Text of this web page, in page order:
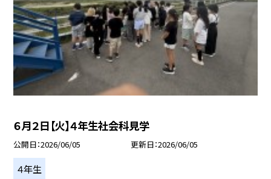
６月２日【火】４年生社会科見学
公開日 2026/06/05 更新日 2026/06/05
４年生